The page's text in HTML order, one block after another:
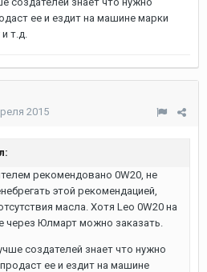
ее и ездит на машине марки
т.д.
2015
рекомендовано 0W20, не
этой рекомендацией,
масла. Хотя Leo 0W20 на
через Юлмарт можно заказать.
создателей знает что нужно
ее и ездит на машине